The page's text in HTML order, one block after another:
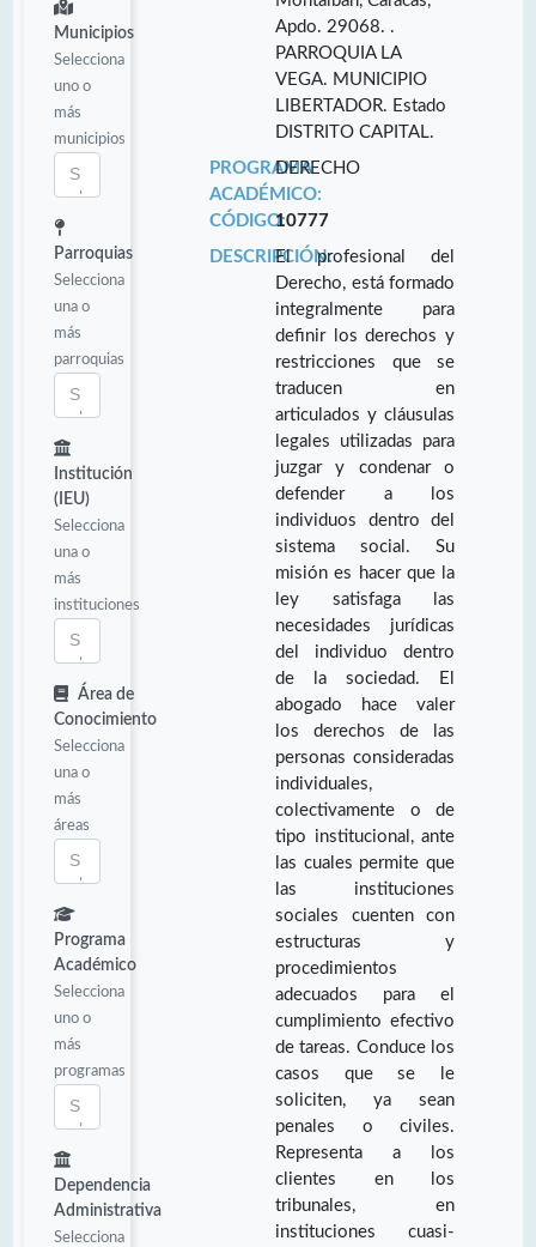
Municipios
Selecciona
uno o
más
municipios
Parroquias
Selecciona
una o
más
parroquias
Institución
(IEU)
Selecciona
una o
más
instituciones
Área de
Conocimiento
Selecciona
una o
más
áreas
Programa
Académico
Selecciona
uno o
más
programas
Dependencia
Administrativa
Selecciona
Apdo. 29068. .
PARROQUIA LA
VEGA. MUNICIPIO
LIBERTADOR. Estado
DISTRITO CAPITAL.
PROGRAMA
ACADÉMICO:
DERECHO
CÓDIGO:10777
DESCRIPCIÓN:El profesional del
Derecho, está formado
integralmente para
definir los derechos y
restricciones que se
traducen en
articulados y cláusulas
legales utilizadas para
juzgar y condenar o
defender a los
individuos dentro del
sistema social. Su
misión es hacer que la
ley satisfaga las
necesidades jurídicas
del individuo dentro
de la sociedad. El
abogado hace valer
los derechos de las
personas consideradas
individuales,
colectivamente o de
tipo institucional, ante
las cuales permite que
las instituciones
sociales cuenten con
estructuras y
procedimientos
adecuados para el
cumplimiento efectivo
de tareas. Conduce los
casos que se le
soliciten, ya sean
penales o civiles.
Representa a los
clientes en los
tribunales, en
instituciones cuasi-